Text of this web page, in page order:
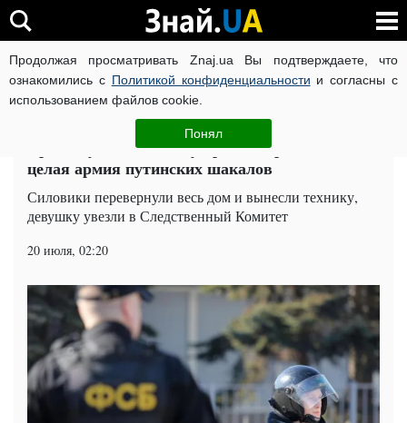
Продолжая просматривать Znaj.ua Вы подтверждаете, что
ознакомились с Политикой конфиденциальности и согласны с
использованием файлов cookie.
Понял
ВОЙНА РОССИИ ПРОТИВ УКРАИНЫ КОРОНАВИРУС В
Общество ЧИТАТИ УКРАЇНСЬКОЮ
Крымскую активистку пришла арестовывать
целая армия путинских шакалов
Силовики перевернули весь дом и вынесли технику,
девушку увезли в Следственный Комитет
20 июля, 02:20